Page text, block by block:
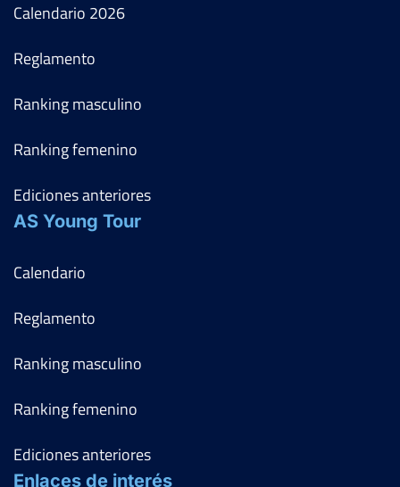
Calendario 2026
Reglamento
Ranking masculino
Ranking femenino
Ediciones anteriores
AS Young Tour
Calendario
Reglamento
Ranking masculino
Ranking femenino
Ediciones anteriores
Enlaces de interés